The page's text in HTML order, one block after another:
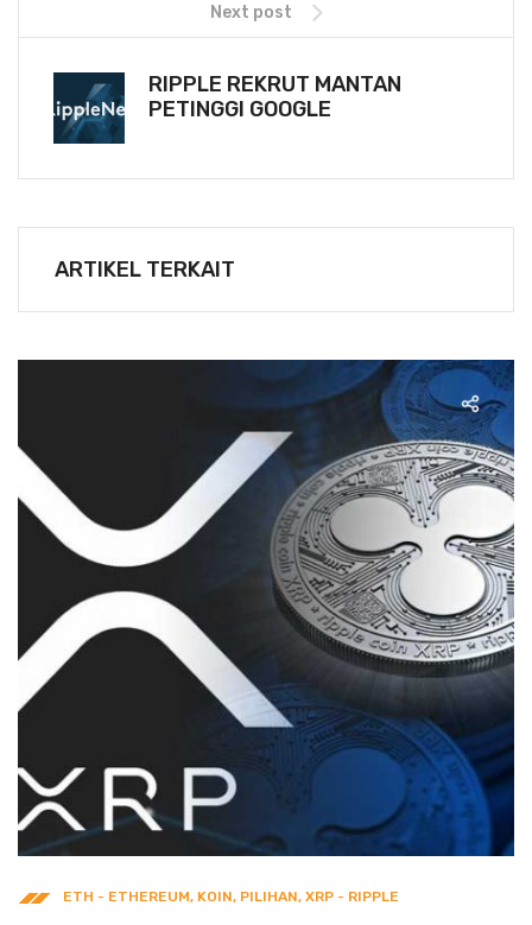
Next post
RIPPLE REKRUT MANTAN
PETINGGI GOOGLE
ARTIKEL TERKAIT
ETH - ETHEREUM, KOIN, PILIHAN, XRP - RIPPLE